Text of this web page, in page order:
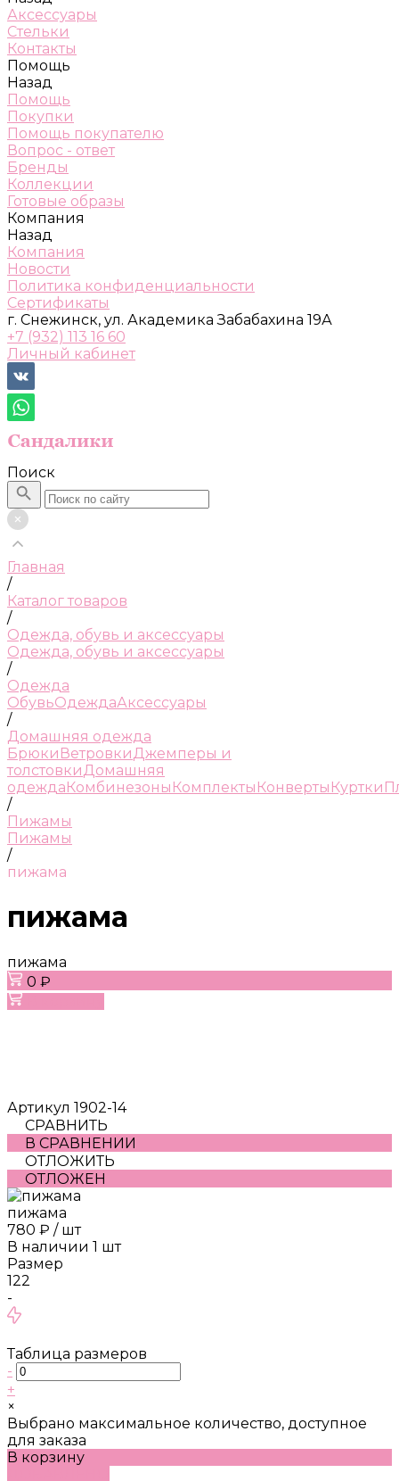
Аксессуары
Стельки
Контакты
Помощь
Назад
Помощь
Покупки
Помощь покупателю
Вопрос - ответ
Бренды
Коллекции
Готовые образы
Компания
Назад
Компания
Новости
Политика конфиденциальности
Сертификаты
г. Снежинск, ул. Академика Забабахина 19А
+7 (932) 113 16 60
Личный кабинет
Поиск
Главная
/
Каталог товаров
/
Одежда, обувь и аксессуары
Одежда, обувь и аксессуары
/
Одежда
ОбувьОдеждаАксессуары
/
Домашняя одежда
Брюки ВетровкиДжемперы и
толстовкиДомашняя
одеждаКомбинезоны Комплекты Конверты Куртки
/
Пижамы
Пижамы
/
пижама
пижама
пижама
0 ₽
Артикул 1902-14
СРАВНИТЬ
В СРАВНЕНИИ
ОТЛОЖИТЬ
ОТЛОЖЕН
пижама
780 ₽ / шт
В наличии 1 шт
Размер
122
-
Таблица размеров
-
+
×
Выбрано максимальное количество, доступное
для заказа
В корзину